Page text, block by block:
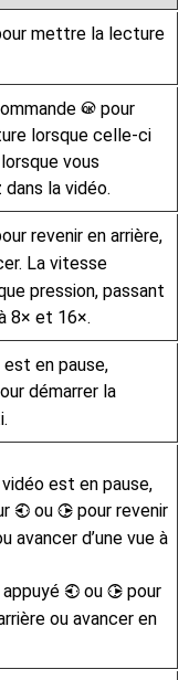
mettre la lecture
J pour
lorsque celle-ci
vous
la vidéo.
revenir en arrière,
La vitesse
pression, passant
8× et 16×.
en pause,
démarrer la
est en pause,
4 ou 2 pour revenir
avancer d’une vue à
4 ou 2 pour
ou avancer en